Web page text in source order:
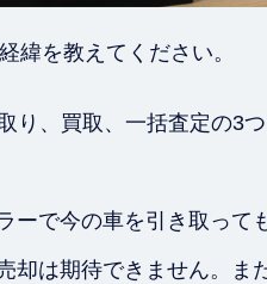
緯を教えてください。
り、買取、一括査定の3
ーで今の車を引き取って
却は期待できません。ま